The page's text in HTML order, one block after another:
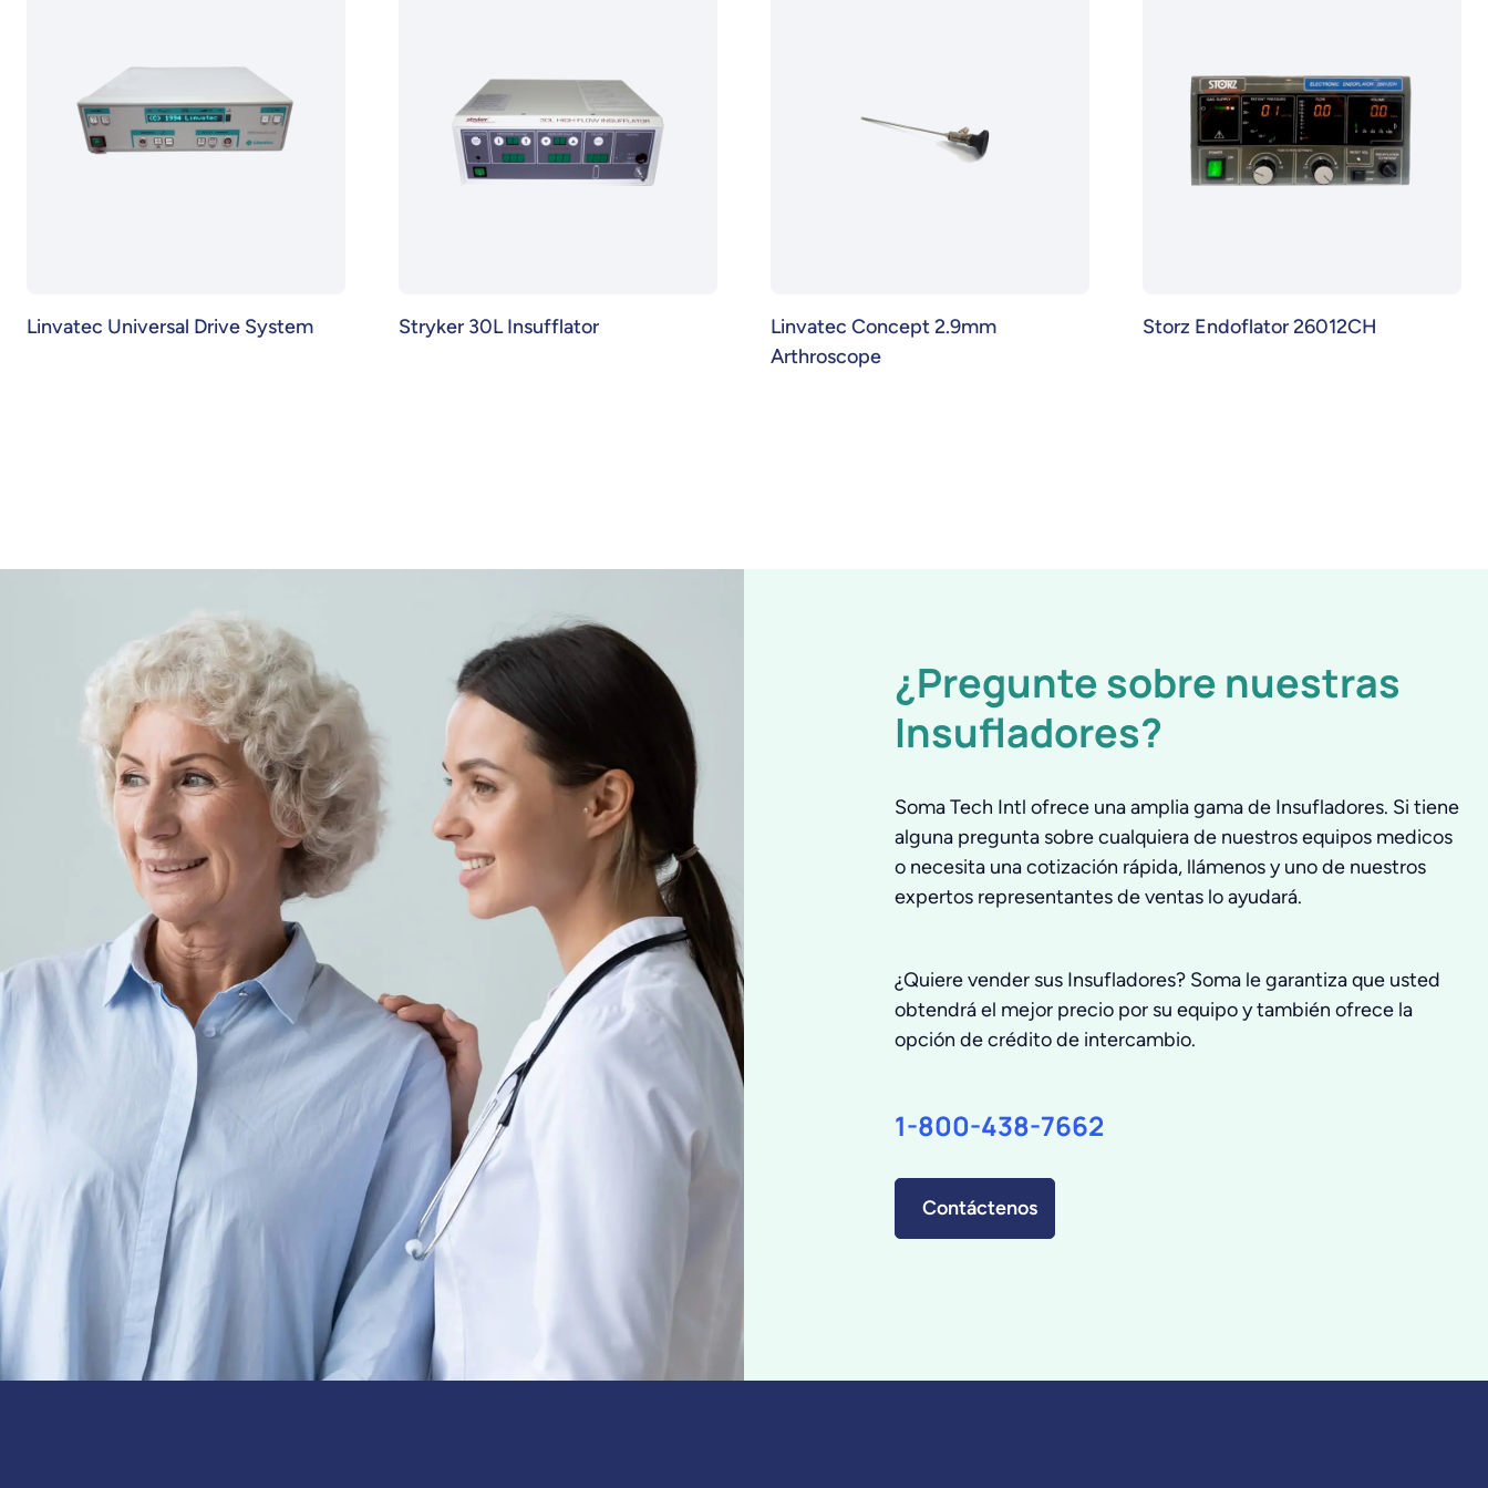
Linvatec Universal Drive System Stryker 30L Insufflator
Linvatec Concept 2.9mm
Arthroscope
Storz Endoflator 26012CH
¿Pregunte sobre nuestras
Insufladores?
Soma Tech Intl ofrece una amplia gama de Insufladores. Si tiene
alguna pregunta sobre cualquiera de nuestros equipos medicos
o necesita una cotización rápida, llámenos y uno de nuestros
expertos representantes de ventas lo ayudará.
¿Quiere vender sus Insufladores? Soma le garantiza que usted
obtendrá el mejor precio por su equipo y también ofrece la
opción de crédito de intercambio.
1-800-438-7662
Contáctenos